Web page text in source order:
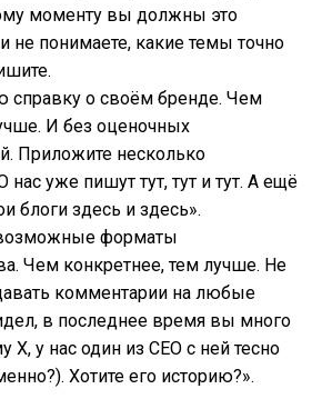
моменту вы должны это
не понимаете, какие темы точно
справку о своём бренде. Чем
И без оценочных
Приложите несколько
нас уже пишут тут, тут и тут. А ещё
блоги здесь и здесь».
форматы
Чем конкретнее, тем лучше. Не
комментарии на любые
в последнее время вы много
X, у нас один из CEO с ней тесно
Хотите его историю?».